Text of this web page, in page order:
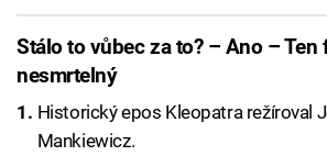
Stálo to vůbec za to? – Ano – Ten
nesmrtelný
Historický epos Kleopatra režíroval
Mankiewicz.